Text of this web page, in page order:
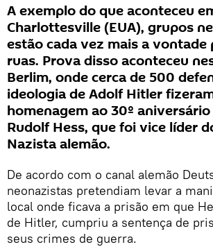
A exemplo do que aconteceu
Charlottesville (EUA), grupos
estão cada vez mais a vontade
ruas. Prova disso aconteceu
Berlim, onde cerca de 500
ideologia de Adolf Hitler
homenagem ao 30º
Rudolf Hess, que foi vice líder
Nazista alemão.
De acordo com o canal alemão
neonazistas pretendiam levar a
local onde ficava a prisão em que
de Hitler, cumpriu a sentença de
seus crimes de guerra.